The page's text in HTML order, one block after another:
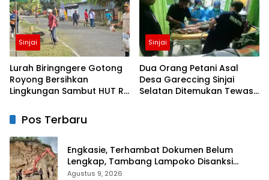
Sinjai
Lurah Biringngere Gotong
Royong Bersihkan
Lingkungan Sambut HUT RI
Sinjai
Dua Orang Petani Asal
Desa Gareccing Sinjai
Selatan Ditemukan Tewas,
Pos Terbaru
Engkasie, Terhambat Dokumen Belum
Lengkap, Tambang Lampoko Disanksi
Sementara Untuk Tidak Operasional
Agustus 9, 2026